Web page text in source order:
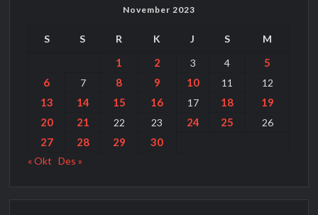
November 2023
S S R K J S M
1 2 3 4
5
6
7 8 9 10 11 12
13 14 15 16 17 18
19
20
21 22 23 24 25 26
27 28 29 30
« Okt Des »